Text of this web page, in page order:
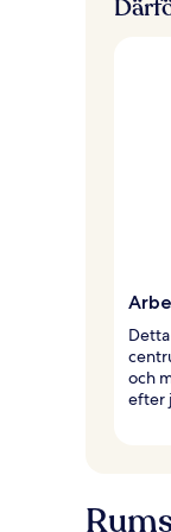
och
efter